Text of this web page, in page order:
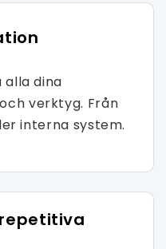
alla dina
verktyg. Från
interna system.